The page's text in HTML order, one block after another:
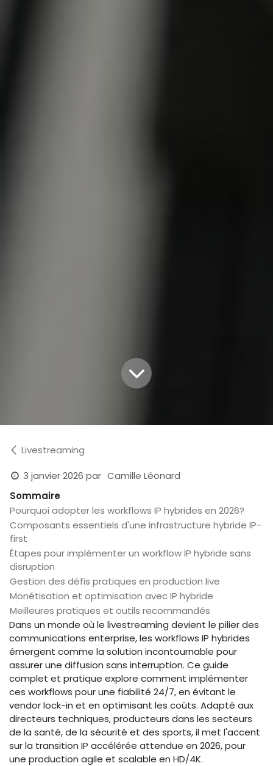
Livestreaming
3 janvier 2026 par Camille Léonard
Sommaire
Pourquoi adopter les workflows IP hybrides en 2026?
Composants essentiels d'une infrastructure hybride IP-
first
Étapes pour implémenter un workflow IP hybride sans
disruption
Gestion des défis pratiques en production live
Monétisation et optimisation avec IP hybride
Meilleures pratiques et outils recommandés
Dans un monde où le livestreaming devient le pilier des
communications enterprise, les workflows IP hybrides
émergent comme la solution incontournable pour
assurer une diffusion sans interruption. Ce guide
complet et pratique explore comment implémenter
ces workflows pour une fiabilité 24/7, en évitant le
vendor lock-in et en optimisant les coûts. Adapté aux
directeurs techniques, producteurs dans les secteurs
de la santé, de la sécurité et des sports, il met l'accent
sur la transition IP accélérée attendue en 2026, pour
une production agile et scalable en HD/4K.